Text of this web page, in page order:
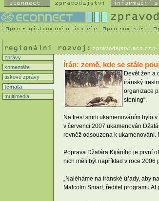
zpravodajstvi.ecn.cz >
zprávy
komentáře
tiskové zprávy
témata
multimedia
Írán: země, kde se stále
Devět žen a
íránský
organizace
stoning".
Na trest smrti ukamenováním bylo
v červenci 2007 ukamenován
rovněž odsouzena k ukamenování.
Poprava Džafára Kijáního je první
nich měli být například v roce 2006
„Naléháme na íránské úřady, aby
Malcolm Smart, ředitel programu